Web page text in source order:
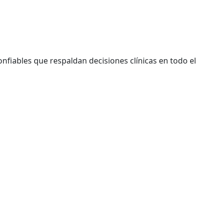
que respaldan decisiones clínicas en todo el